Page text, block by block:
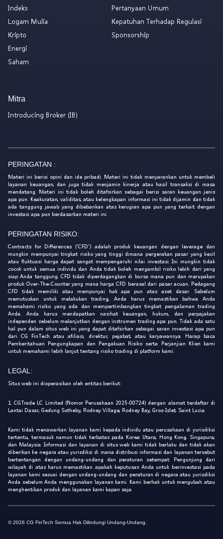
Indeks
Logam Mulia
Kripto
Energi
Saham
Pertanyaan Umum
Kepatuhan Terhadap Regulasi
Sponsorship
Mitra
Introducing Broker (IB)
PERINGATAN :
Materi ini berisi opini dan ide pribadi. Materi ini tidak menyarankan untuk membeli
layanan keuangan, dan juga tidak menjamin kinerja atau hasil transaksi di masa
mendatang. Materi ini tidak boleh ditafsirkan sebagai berisi saran keuangan jenis
apa pun. Keakuratan, validitas, atau kelengkapan informasi ini tidak dijamin dan tidak
ada tanggung jawab yang dibebankan atas kerugian apa pun yang terkait dengan
investasi apa pun berdasarkan materi ini.
PERINGATAN RISIKO:
Contracts for Differences ('CFD') adalah produk keuangan dengan leverage dan
mungkin mempunyai tingkat risiko yang tinggi dimana pergerakan pasar yang kecil
atau fluktuasi harga dapat sangat mempengaruhi nilai investasi. Ini mungkin tidak
cocok untuk semua individu dan Anda tidak boleh mengambil risiko lebih dari yang
siap Anda tanggung. CFD tidak diperdagangkan di bursa mana pun dan merupakan
produk Over-The-Counter yang mana harga CFD berasal dari pasar acuan. Pedagang
CFD tidak memiliki atau mempunyai hak apa pun atas aset dasar. Sebelum
memutuskan untuk melakukan trading, Anda harus memastikan bahwa Anda
memahami risiko yang ada dan mempertimbangkan tingkat pengalaman trading
Anda. Anda harus mendapatkan nasihat keuangan, hukum, dan perpajakan
independen sebelum melanjutkan dengan instrumen trading apa pun. Tidak ada satu
hal pun dalam situs web ini yang dapat ditafsirkan sebagai saran investasi apa pun
dari CG FinTech atau afiliasi, direktur, pejabat, atau karyawannya. Harap baca
Pemberitahuan Pengungkapan dan Pengakuan Risiko serta Perjanjian Klien kami
untuk memahami lebih lanjut tentang risiko trading di platform kami.
LEGAL:
Situs web ini dioperasikan oleh entitas berikut:
1. CGTrade LC Limited (Nomor Perusahaan 2025-00724) dengan alamat terdaftar di
Lantai Dasar, Gedung Sotheby, Rodney Village, Rodney Bay, Gros-Islet, Saint Lucia.
Kami tidak menawarkan layanan kami kepada individu atau perusahaan di yurisdiksi
tertentu, termasuk namun tidak terbatas pada Korea Utara, Hong Kong, Singapura,
dan Malaysia. Informasi dan layanan di situs web kami tidak berlaku dan tidak akan
diberikan ke negara atau yurisdiksi di mana distribusi informasi dan layanan tersebut
bertentangan dengan undang-undang dan peraturan setempat. Pengunjung dari
wilayah di atas harus memastikan apakah keputusan Anda untuk berinvestasi pada
layanan kami sesuai dengan undang-undang dan peraturan di negara atau yurisdiksi
Anda sebelum Anda menggunakan layanan kami. Kami berhak untuk mengubah atau
menghentikan produk dan layanan kami kapan saja.
© 2026 CG FinTech Semua Hak Dilindungi Undang-Undang.